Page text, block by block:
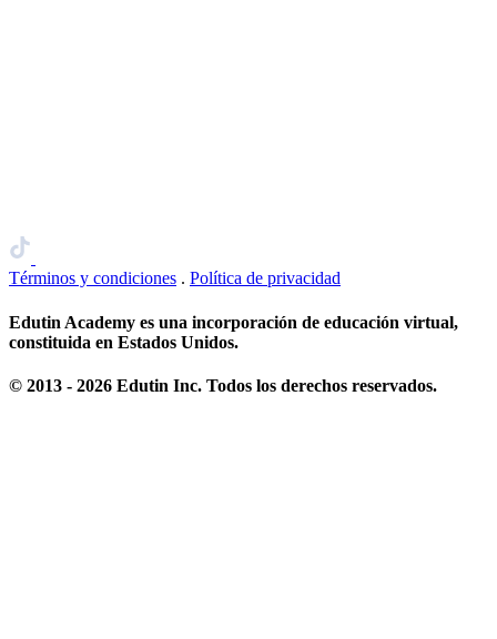
Términos y condiciones . Política de privacidad
Edutin Academy es una incorporación de educación virtual,
constituida en Estados Unidos.
© 2013 - 2026 Edutin Inc. Todos los derechos reservados.